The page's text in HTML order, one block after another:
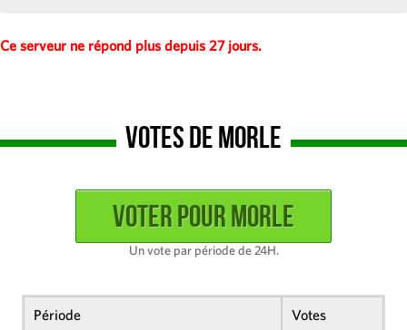
Ce serveur ne répond plus depuis 27 jours.
Votes de Morle
Un vote par période de 24H.
Période Votes